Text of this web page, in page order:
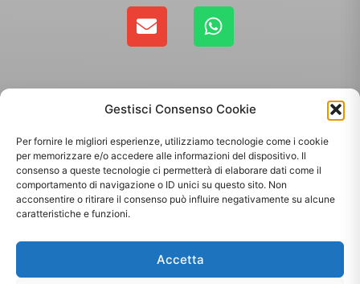
Gestisci Consenso Cookie
Per fornire le migliori esperienze, utilizziamo tecnologie come i cookie
per memorizzare e/o accedere alle informazioni del dispositivo. Il
consenso a queste tecnologie ci permetterà di elaborare dati come il
comportamento di navigazione o ID unici su questo sito. Non
acconsentire o ritirare il consenso può influire negativamente su alcune
caratteristiche e funzioni.
Accetta
Copyright 2025 - Giallo Sun sas di Sandonà Alessandro & C. | Via Roma 106,
35010 Massanzago PD | P.Iva: 03885160287
Sito web realizzato daOrezero Digital Agency